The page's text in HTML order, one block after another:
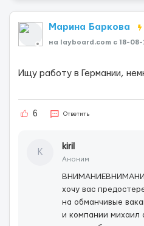
Марина Баркова
на layboard.com c 18-08-
Ищу работу в Германии,
6 Ответить
K
kiril
Аноним
хочу вас
на обманчивые
и компании михаил